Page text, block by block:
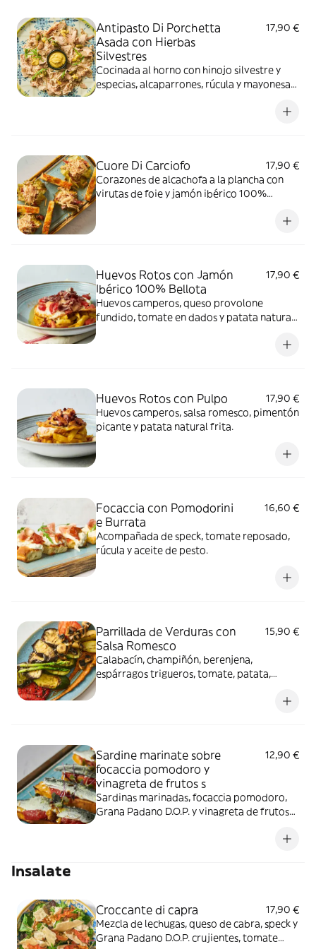
Antipasto Di Porchetta
Asada con Hierbas
Silvestres
17,90 €
Cocinada al horno con hinojo silvestre y
especias, alcaparrones, rúcula y mayonesa
Cuore Di Carciofo
17,90 €
Corazones de alcachofa a la plancha con
virutas de foie y jamón ibérico 100%
Huevos Rotos con Jamón
Ibérico 100% Bellota
17,90 €
Huevos camperos, queso provolone
fundido, tomate en dados y patata natural
Huevos Rotos con Pulpo
17,90 €
Huevos camperos, salsa romesco, pimentón
picante y patata natural frita.
Focaccia con Pomodorini
e Burrata
16,60 €
Acompañada de speck, tomate reposado,
rúcula y aceite de pesto.
Parrillada de Verduras con
Salsa Romesco
15,90 €
Calabacín, champiñón, berenjena,
espárragos trigueros, tomate, patata,
Sardine marinate sobre
focaccia pomodoro y
vinagreta de frutos s
12,90 €
Sardinas marinadas, focaccia pomodoro,
Grana Padano D.O.P. y vinagreta de frutos
Insalate
Croccante di capra
17,90 €
Mezcla de lechugas, queso de cabra, speck y
Grana Padano D.O.P. crujientes, tomate